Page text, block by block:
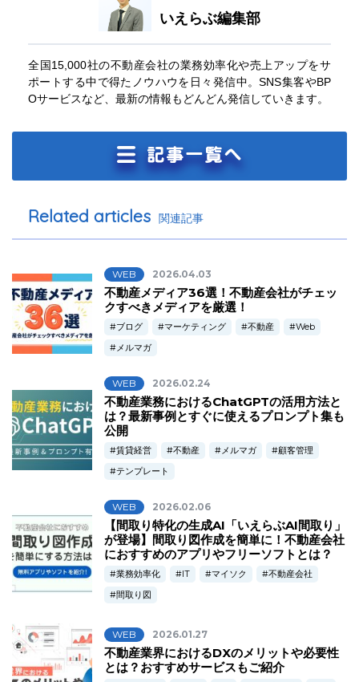
いえらぶ編集部
全国15,000社の不動産会社の業務効率化や売上アップをサ
ポートする中で得たノウハウを日々発信中。SNS集客やBP
Oサービスなど、最新の情報もどんどん発信していきます。
Related articles 関連記事
WEB 2026.04.03
不動産メディア36選！不動産会社がチェッ
クすべきメディアを厳選！
ブログ マーケティング 不動産
Web
メルマガ
WEB 2026.02.24
不動産業務におけるChatGPTの活用方法と
は？最新事例とすぐに使えるプロンプト集も
公開
賃貸経営 不動産 メルマガ
顧客管理
テンプレート
WEB 2026.02.06
【間取り特化の生成AI「いえらぶAI間取り」
が登場】間取り図作成を簡単に！不動産会社
におすすめのアプリやフリーソフトとは？
業務効率化 IT マイソク
不動産会社
間取り図
WEB 2026.01.27
不動産業界におけるDXのメリットや必要性
とは？おすすめサービスもご紹介